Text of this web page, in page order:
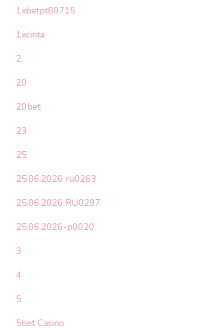
1xbetpt80715
1xcinta
2
20
20bet
23
25
25.06.2026 ru0263
25.06.2026 RU0297
25.06.2026-p0020
3
4
5
5bet Casino